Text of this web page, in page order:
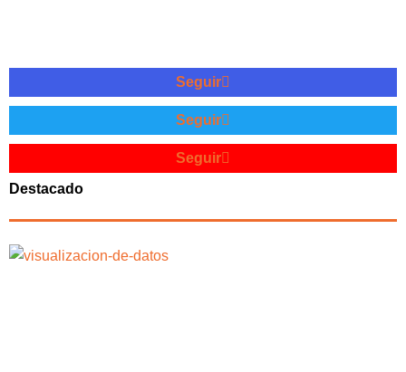
Seguir
Seguir
Seguir
Destacado